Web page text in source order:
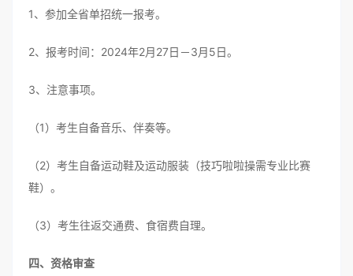
1、参加全省单招统一报考。
2、报考时间：2024年2月27日－3月5日。
3、注意事项。
（1）考生自备音乐、伴奏等。
（2）考生自备运动鞋及运动服装（技巧啦啦操需专业比赛
鞋）。
（3）考生往返交通费、食宿费自理。
四、资格审查